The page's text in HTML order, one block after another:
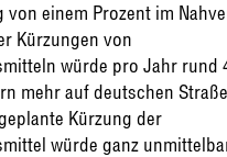
von einem Prozent im
Kürzungen von
würde pro Jahr rund
mehr auf deutschen
Kürzung der
würde ganz